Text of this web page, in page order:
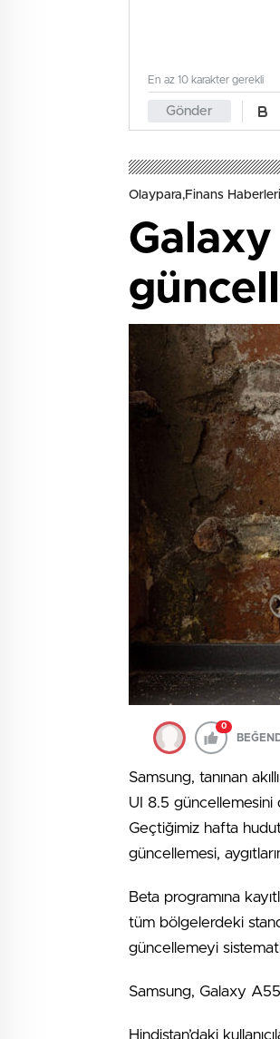
Gönder
En az 10 karakter gerekli
Olaypara,Finans
0
Samsung, tanınan
UI 8.5 güncellemesini
Geçtiğimiz hafta
güncellemesi,
Beta programına
tüm bölgelerdeki
güncellemeyi
Samsung, Galaxy
Hindistan’daki